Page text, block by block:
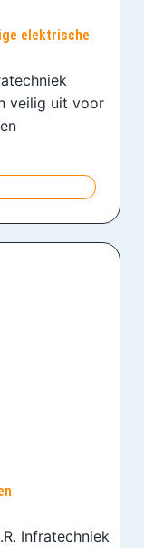
elektrische
veilig uit voor
Infratechniek